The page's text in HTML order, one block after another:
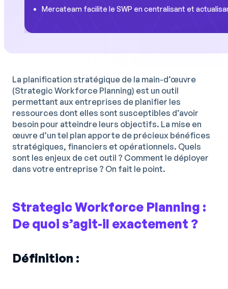
Mercateam facilite le SWP en centralisant et
La planification stratégique de la main-d’œuvre
(Strategic Workforce Planning) est un outil
permettant aux entreprises de planifier les
ressources dont elles sont susceptibles d’avoir
besoin pour atteindre leurs objectifs. La mise en
œuvre d’un tel plan apporte de précieux bénéfices
stratégiques, financiers et opérationnels. Quels
sont les enjeux de cet outil ? Comment le déployer
dans votre entreprise ? On fait le point.
Strategic Workforce Planning :
De quoi s’agit-il exactement ?
Définition :